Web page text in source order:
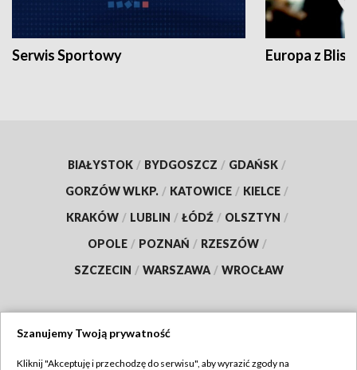
Serwis Sportowy Europa z
BIAŁYSTOK / BYDGOSZCZ / GDAŃSK /
GORZÓW WLKP. / KATOWICE / KIELCE /
KRAKÓW / LUBLIN / ŁÓDŹ / OLSZTYN /
OPOLE / POZNAŃ / RZESZÓW /
SZCZECIN / WARSZAWA / WROCŁAW
Szanujemy Twoją prywatność
Kliknij "Akceptuję i przechodzę do serwisu", aby wyrazić zgody na